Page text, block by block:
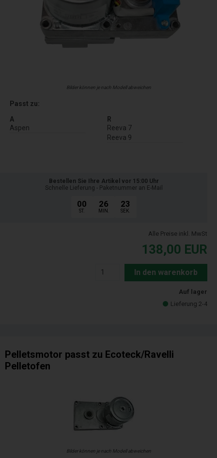
Bilder können je nach Modell abweichen
Passt zu:
A
Aspen
R
Reeva 7
Reeva 9
Bestellen Sie Ihre Artikel vor 15:00 Uhr
Schnelle Lieferung - Paketnummer an E-Mail
00
ST.
26
MIN.
22
SEK.
Alle Preise inkl. MwSt
138,00 EUR
In den warenkorb
Auf lager
Lieferung 2-4
Pelletsmotor passt zu Ecoteck/Ravelli
Pelletofen
Bilder können je nach Modell abweichen